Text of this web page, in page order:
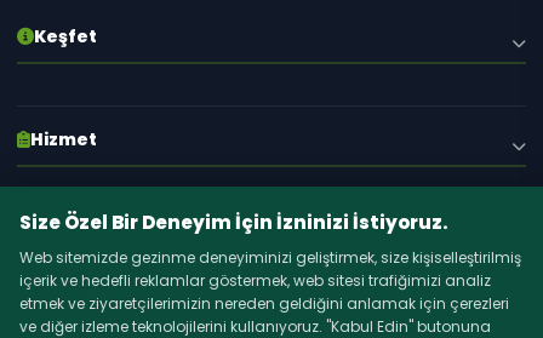
E-posta adresiniz gizli tutulur. İstediğiniz zaman abonelikten çıkabilirsiniz.
Keşfet
S.S.S.
İletişim
Paketler
Hizmet
İlanlar
Kategoriler
İlan Ver
Kullanım Şartları
YASAL UYARI
Size Özel Bir Deneyim İçin İzninizi İstiyoruz.
Web sitemizde gezinme deneyiminizi geliştirmek, size kişiselleştirilmiş
içerik ve hedefli reklamlar göstermek, web sitesi trafiğimizi analiz
etmek ve ziyaretçilerimizin nereden geldiğini anlamak için çerezleri
ve diğer izleme teknolojilerini kullanıyoruz. "Kabul Edin" butonuna